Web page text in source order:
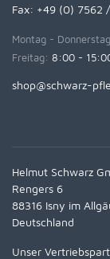
Fax: +49 (0) 7562
Montag -
Freitag: 8:00 -
shop@schwarz-
Helmut Schwarz
Rengers 6
88316 Isny im
Deutschland
Unser